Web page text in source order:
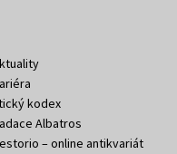
kodex
Albatros
– online antikvariát